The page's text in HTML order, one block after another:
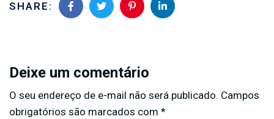
SHARE:
Deixe um comentário
O seu endereço de e-mail não será publicado. Campos
obrigatórios são marcados com *